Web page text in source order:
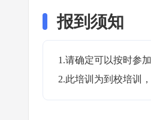
报到须知
1.请确定可以按时参
2.此培训为到校培训